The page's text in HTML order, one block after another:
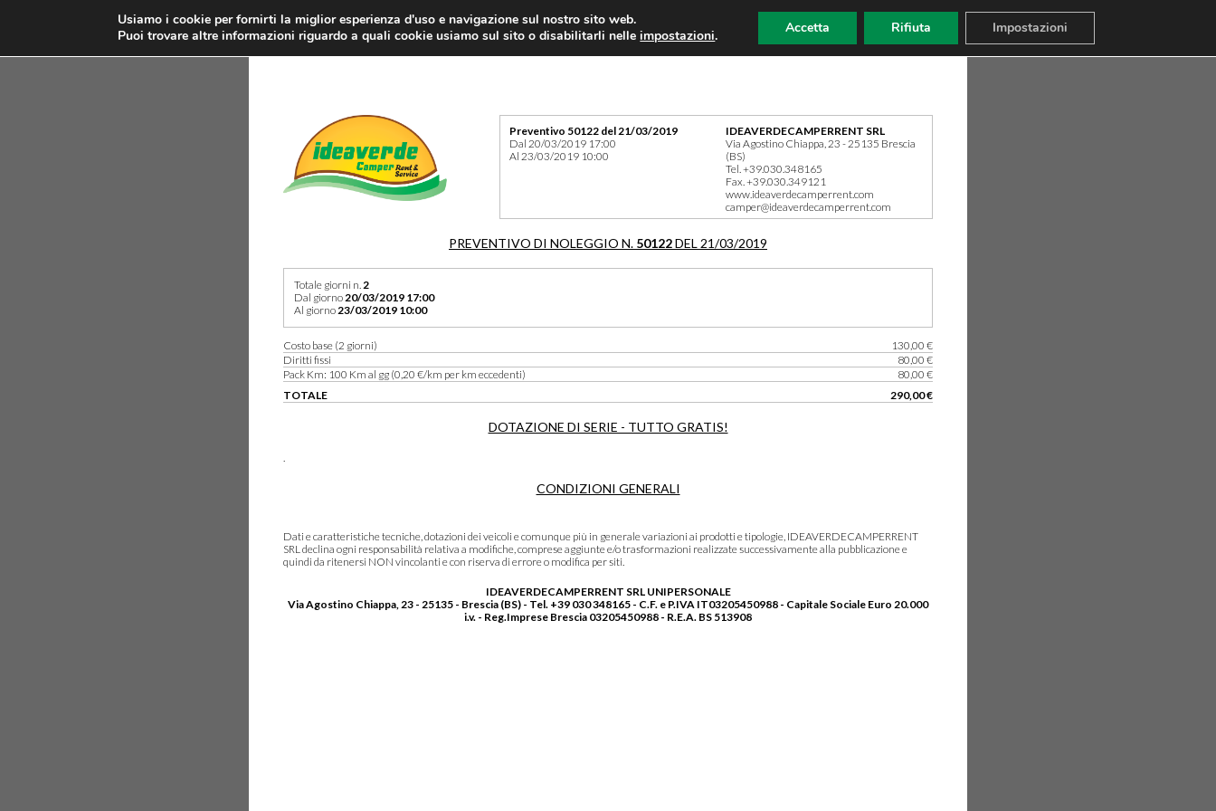
IDEAVERDECAMPERRENT SRL
Via Agostino Chiappa, 23 - 25135 Brescia
(BS)
Tel. +39.030.348165
Fax. +39.030.349121
www.ideaverdecamperrent.com
camper@ideaverdecamperrent.com
Preventivo 50122 del 21/03/2019
Dal 20/03/2019 17:00
Al 23/03/2019 10:00
PREVENTIVO DI NOLEGGIO N. 50122DEL 21/03/2019
Totale giorni n.2
Dal giorno20/03/2019 17:00
Al giorno23/03/2019 10:00
Costo base (2 giorni)
130,00 €
Diritti fissi
80,00 €
Pack Km: 100 Km al gg (0,20 €/km per km eccedenti)
80,00 €
TOTALE
290,00 €
DOTAZIONE DI SERIE - TUTTO GRATIS!
.
CONDIZIONI GENERALI
Dati e caratteristiche tecniche, dotazioni dei veicoli e comunque più in generale variazioni ai prodotti e tipologie, IDEAVERDECAMPERRENT
SRL declina ogni responsabilità relativa a modifiche, comprese aggiunte e/o trasformazioni realizzate successivamente alla pubblicazione e
quindi da ritenersi NON vincolanti e con riserva di errore o modifica per siti.
IDEAVERDECAMPERRENT SRL UNIPERSONALE
Via Agostino Chiappa, 23 - 25135 - Brescia (BS) - Tel. +39 030 348165 - C.F. e P.IVA IT03205450988 - Capitale Sociale Euro 20.000
i.v. - Reg.Imprese Brescia 03205450988 - R.E.A. BS 513908
Usiamo i cookie per fornirti la miglior esperienza d'uso e navigazione sul nostro sito web.
Puoi trovare altre informazioni riguardo a quali cookie usiamo sul sito o disabilitarli nelleimpostazioni. Accetta Rifiuta Impostazioni